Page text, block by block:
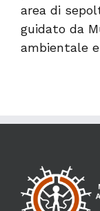
area di
guidato da
ambientale